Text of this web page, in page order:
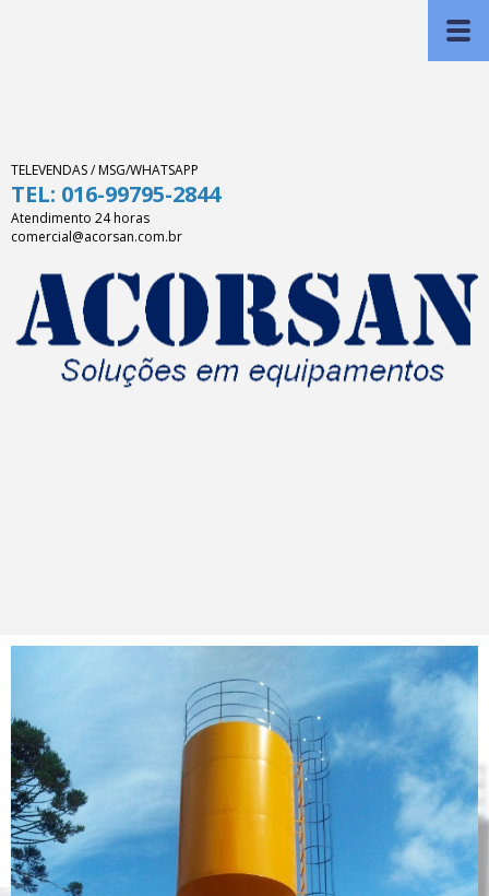
TELEVENDAS / MSG/WHATSAPP
TEL: 016-99795-2844
Atendimento 24 horas
comercial@acorsan.com.br